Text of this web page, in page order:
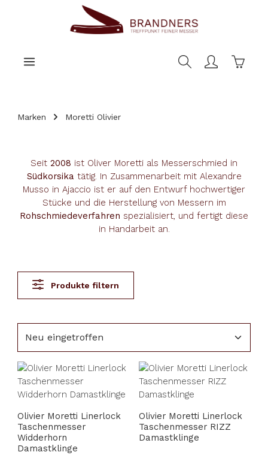
Marken Moretti Olivier
Seit 2008 ist Oliver Moretti als Messerschmied in
Südkorsika tätig. In Zusammenarbeit mit Alexandre
Musso in Ajaccio ist er auf den Entwurf hochwertiger
Stücke und die Herstellung von Messern im
Rohschmiedeverfahren spezialisiert, und fertigt diese
in Handarbeit an.
Produkte filtern
Olivier Moretti Linerlock
Taschenmesser
Widderhorn
Damastklinge
Olivier Moretti Linerlock
Taschenmesser RIZZ
Damastklinge